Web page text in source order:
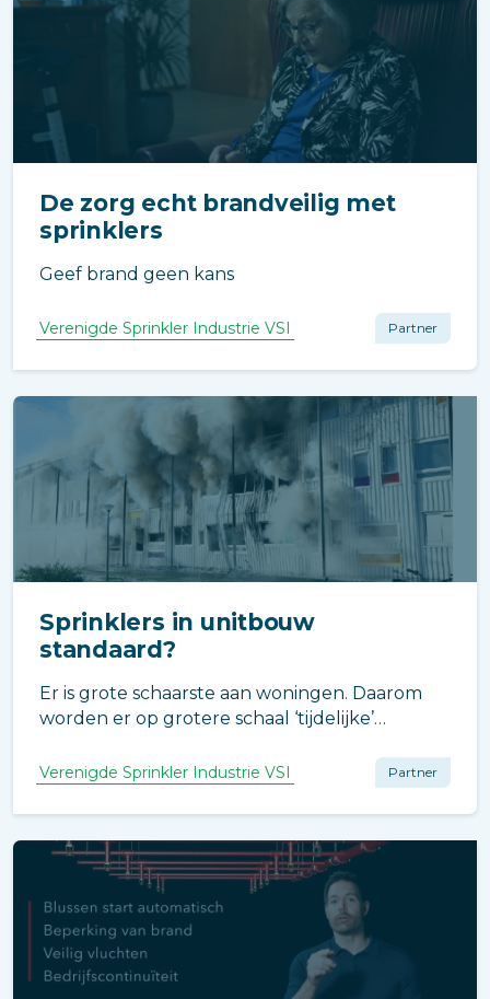
De zorg echt brandveilig met
sprinklers
Geef brand geen kans
Verenigde Sprinkler Industrie VSI Partner
Sprinklers in unitbouw
standaard?
Er is grote schaarste aan woningen. Daarom
worden er op grotere schaal ‘tijdelijke’
gerealiseerd. Deze woningen mogen een
lager brandveiligheidsniveau hebben, terwijl
er extra risico zijn. Sprinklers blijken de
oplossing.
Verenigde Sprinkler Industrie VSI Partner